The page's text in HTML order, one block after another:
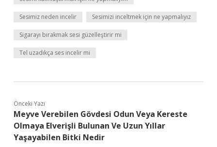
Sesimiz neden incelir Sesimizi inceltmek için ne yapmalıyız
Sigarayı bırakmak sesi güzelleştirir mi
Tel uzadıkça ses incelir mi
Önceki Yazı
Meyve Verebilen Gövdesi Odun Veya Kereste
Olmaya Elverişli Bulunan Ve Uzun Yıllar
Yaşayabilen Bitki Nedir